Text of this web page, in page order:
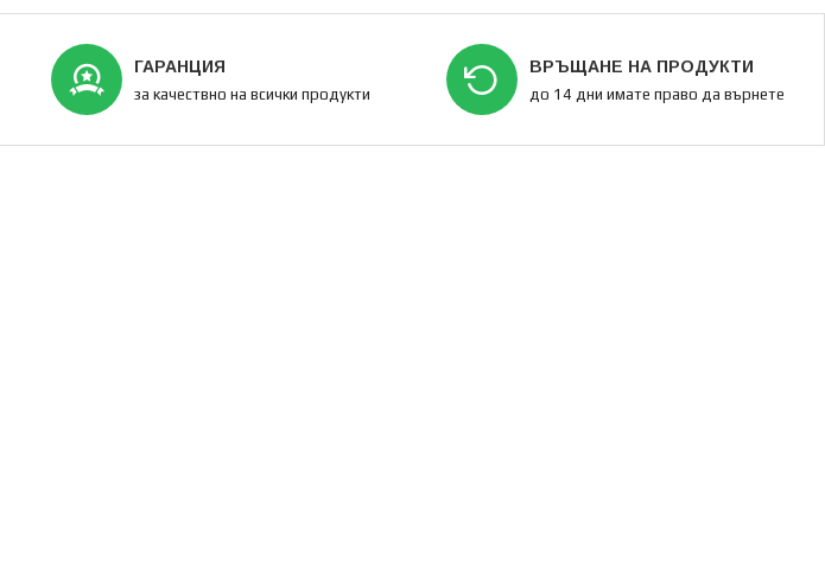
ГАРАНЦИЯ
за качествно на всички продукти
ВРЪЩАНЕ НА ПРОДУКТИ
до 14 дни имате право да върнете